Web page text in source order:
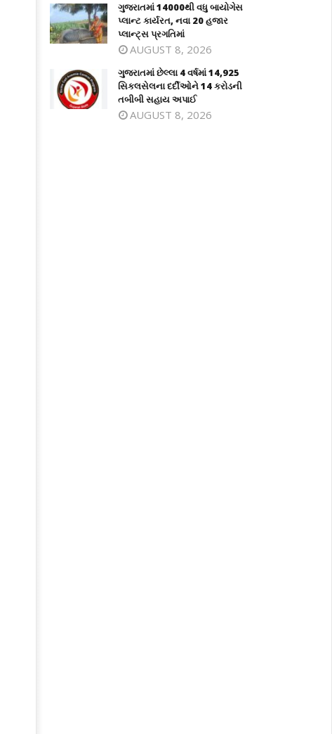
ગુજરાતમાં એનાલોગ પનીરના વેચાણ સામે
રાજ્યવ્યાપી દરોડા, 1705 કિલો પનીર જપ્ત
ગુજરાતમાં 14000થી વધુ બાયોગેસ પ્લાન્ટ
કાર્યરત, નવા 20 હજાર પ્લાન્ટ્સ
July
8,
2026
ગુજરાતમાં 14000થી વધુ બાયોગેસ
પ્લાન્ટ કાર્યરત, નવા 20 હજાર
પ્લાન્ટ્સ પ્રગતિમાં
AUGUST 8, 2026
ગુજરાતમાં છેલ્લા 4 વર્ષમાં 14,925
સિકલસેલના દર્દીઓને 14 કરોડની
તબીબી સહાય અપાઈ
AUGUST 8, 2026